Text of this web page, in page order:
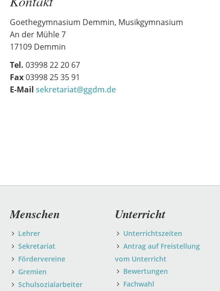
Goethegymnasium Demmin, Musikgymnasium
An der Mühle 7
17109 Demmin
Tel. 03998 22 20 67
Fax03998 25 35 91
E-Mail sekretariat@ggdm.de
Navigation
Menschen
Lehrer
Sekretariat
Fördervereine
Gremien
Schulsozialarbeiter
Unterricht
Unterrichtszeiten
Antrag auf Freistellung
vom Unterricht
Bewertungen
Fachwahl